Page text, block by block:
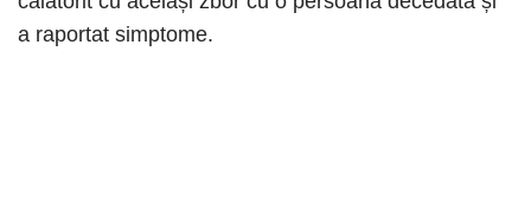
a raportat simptome.